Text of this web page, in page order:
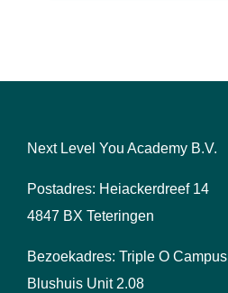
Next Level You Academy B.V.
Postadres: Heiackerdreef 14
4847 BX Teteringen
Bezoekadres: Triple O Campus
Blushuis Unit 2.08